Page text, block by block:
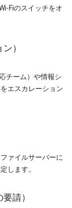
Fiのスイッチをオ
）
チーム）や情報シ
エスカレーション
ァイルサーバーに
します。
請）